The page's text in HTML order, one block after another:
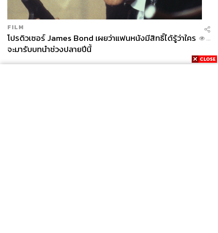
FILM
โปรดิวเซอร์ James Bond เผยว่าแฟนหนังมีสิทธิ์ได้รู้ว่าใคร
จะมารับบทนำช่วงปลายปีนี้
...